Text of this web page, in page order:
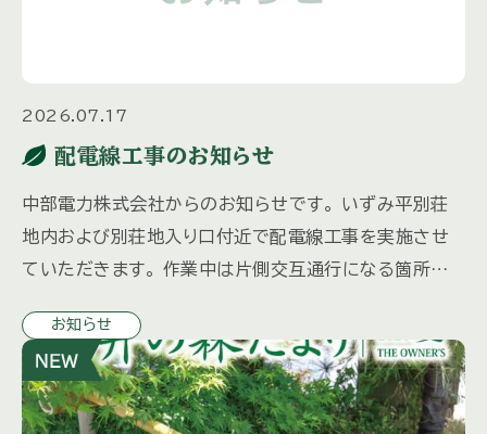
2026.07.17
配電線工事のお知らせ
中部電力株式会社からのお知らせです。 いずみ平別荘
地内および別荘地入り口付近で配電線工事を実施させ
ていただきます。 作業中は片側交互通行になる箇所が
を使用するため振動 […]
お知らせ